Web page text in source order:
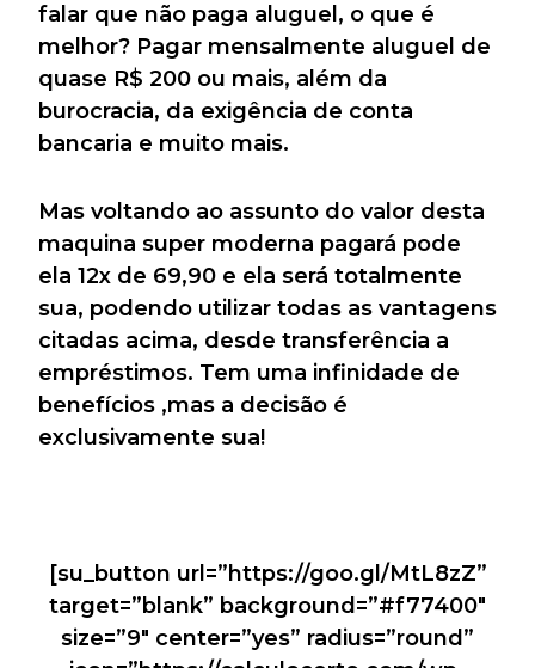
falar que não paga aluguel, o que é
melhor? Pagar mensalmente aluguel de
quase R$ 200 ou mais, além da
burocracia, da exigência de conta
bancaria e muito mais.
Mas voltando ao assunto do valor desta
maquina super moderna pagará pode
ela 12x de 69,90 e ela será totalmente
sua, podendo utilizar todas as vantagens
citadas acima, desde transferência a
empréstimos. Tem uma infinidade de
benefícios ,mas a decisão é
exclusivamente sua!
[su_button url=”https://goo.gl/MtL8zZ”
target=”blank” background=”#f77400″
size=”9″ center=”yes” radius=”round”